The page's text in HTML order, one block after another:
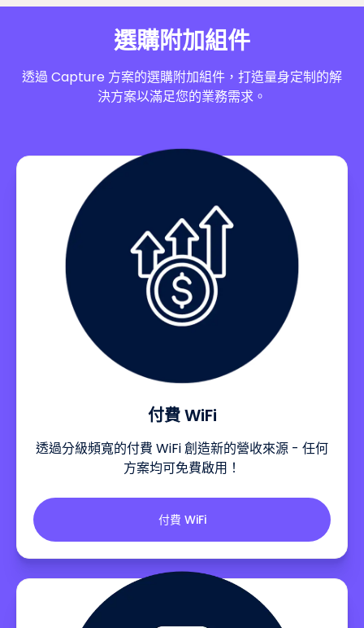
選購附加組件
透過 Capture 方案的選購附加組件，打造量身定制的解
決方案以滿足您的業務需求。
付費 WiFi
透過分級頻寬的付費 WiFi 創造新的營收來源 - 任何
方案均可免費啟用！
付費 WiFi